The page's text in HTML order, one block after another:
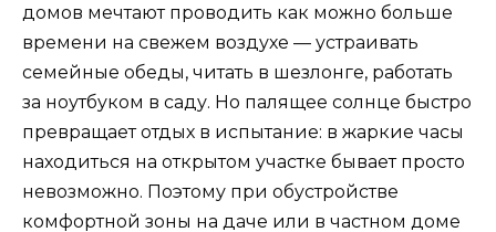
домов мечтают проводить как можно больше
времени на свежем воздухе — устраивать
семейные обеды, читать в шезлонге, работать
за ноутбуком в саду. Но палящее солнце быстро
превращает отдых в испытание: в жаркие часы
находиться на открытом участке бывает просто
невозможно. Поэтому при обустройстве
комфортной зоны на даче или в частном доме